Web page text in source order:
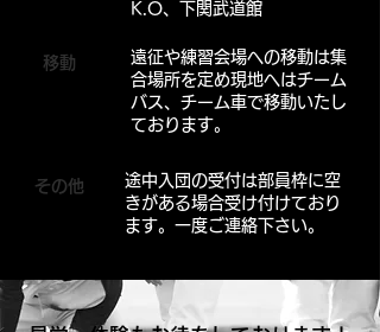
K.O、下関武道館
移動
遠征や練習会場への移動は集
合場所を定め現地へはチーム
バス、チーム車で移動いたし
ております。
その他
途中入団の受付は部員枠に空
きがある場合受け付けており
ます。一度ご連絡下さい。